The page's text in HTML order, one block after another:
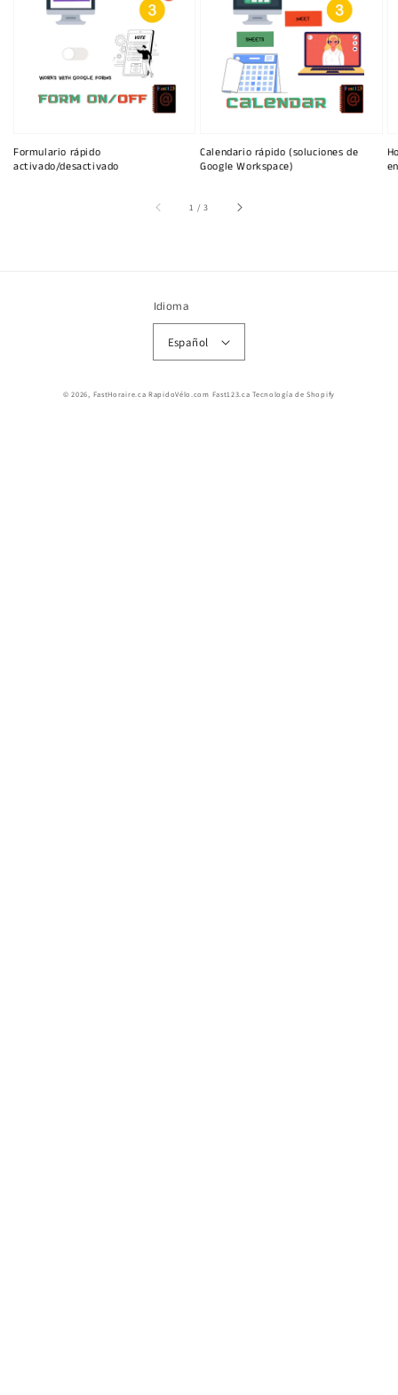
Formulario rápido
activado/desactivado
Calendario rápido (soluciones de
Google Workspace)
1 /de
3
Idioma
Español
© 2026, FastHoraire.ca RapidoVélo.com Fast123.ca Tecnología de Shopify